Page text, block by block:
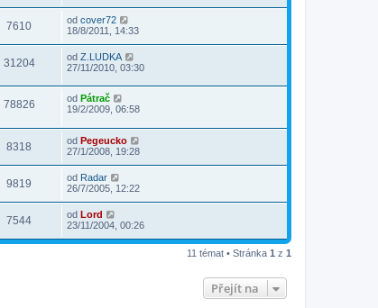
7610 od cover72
18/8/2011, 14:33
31204 od Z.LUDKA
27/11/2010, 03:30
78826 od Pátrač
19/2/2009, 06:58
8318 od Pegeucko
27/1/2008, 19:28
9819 od Radar
26/7/2005, 12:22
7544 od Lord
23/11/2004, 00:26
11 témat • Stránka 1 z 1
Přejít na